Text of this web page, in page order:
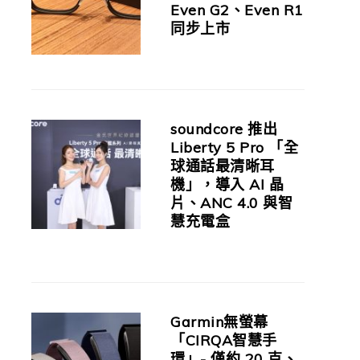
Even G2、Even R1
同步上市
soundcore 推出
Liberty 5 Pro 「全
球通話最清晰耳
機」，導入 AI 晶
片、ANC 4.0 與智
慧充電盒
Garmin無螢幕
「CIRQA智慧手